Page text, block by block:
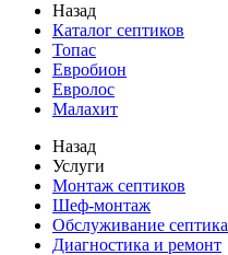
Назад
Каталог септиков
Топас
Евробион
Евролос
Малахит
Назад
Услуги
Монтаж септиков
Шеф-монтаж
Обслуживание септика
Диагностика и ремонт